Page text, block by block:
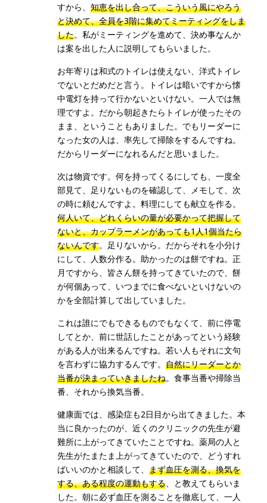
すから、知恵を出し合って、こういう風にやろう
と決めて、全員を3階に集めてミーティングをしま
した。私がミーティングを進めて、決め事なんか
は案を出した人に説明してもらいました。
お年寄りは和式のトイレは使えない、洋式トイレ
でないとだめだと言う。トイレは暗いですから懐
中電灯を持って行かないといけない。一人では無
理ですよ。だから朝起きたらトイレが使ったその
まま、ということもありました。でもリーダーに
なった女の人は、率先して掃除をするんですね。
だからリーダーになれるんだと思いました。
次は物資です。何を持ってくるにしても、一度全
部見て、足りないものを確認して、メモして、次
の時に頼むんですよ。料理にしても献立を作る。
何人いて、どれくらいの量が必要かって把握して
ないと、カップラーメンがあっても1人1個当たら
ないんです。足りないから。だからそれを小分け
にして、人数分作る。助かったのは餅ですね。正
月ですから、皆さん餅を持ってきていたので、餅
が何個あって、いつまでに食べないといけないの
かを全部計算して出していました。
これは誰にでもできるものでもなくて、前に停電
してとか、前に世話したことがあってという経験
がある人が出来るんですね。若い人もそれに文句
を言わずに協力するんです。自然にリーダーとか
当番が決まっていきましたね。食事当番や掃除当
番、それから換気当番。
健康面では、感染症も2日目から出てきました。本
当に良かったのが、近くのクリニックの先生が避
難所に上がってきていたことですね。薬局の人と
先生がたまたま上がってきていたので、どうすれ
ばいいのかと相談して、まず血圧を測る、換気を
する、ある程度の運動もする 、と教えてもらいま
した。朝に必ず血圧を測ることを徹底して、一人